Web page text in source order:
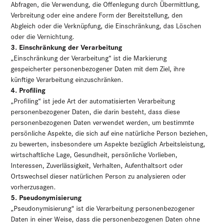
Abfragen, die Verwendung, die Offenlegung durch Übermittlung,
Verbreitung oder eine andere Form der Bereitstellung, den
Abgleich oder die Verknüpfung, die Einschränkung, das Löschen
oder die Vernichtung.
3. Einschränkung der Verarbeitung
„Einschränkung der Verarbeitung“ ist die Markierung
gespeicherter personenbezogener Daten mit dem Ziel, ihre
künftige Verarbeitung einzuschränken.
4. Profiling
„Profiling“ ist jede Art der automatisierten Verarbeitung
personenbezogener Daten, die darin besteht, dass diese
personenbezogenen Daten verwendet werden, um bestimmte
persönliche Aspekte, die sich auf eine natürliche Person beziehen,
zu bewerten, insbesondere um Aspekte bezüglich Arbeitsleistung,
wirtschaftliche Lage, Gesundheit, persönliche Vorlieben,
Interessen, Zuverlässigkeit, Verhalten, Aufenthaltsort oder
Ortswechsel dieser natürlichen Person zu analysieren oder
vorherzusagen.
5. Pseudonymisierung
„Pseudonymisierung“ ist die Verarbeitung personenbezogener
Daten in einer Weise, dass die personenbezogenen Daten ohne